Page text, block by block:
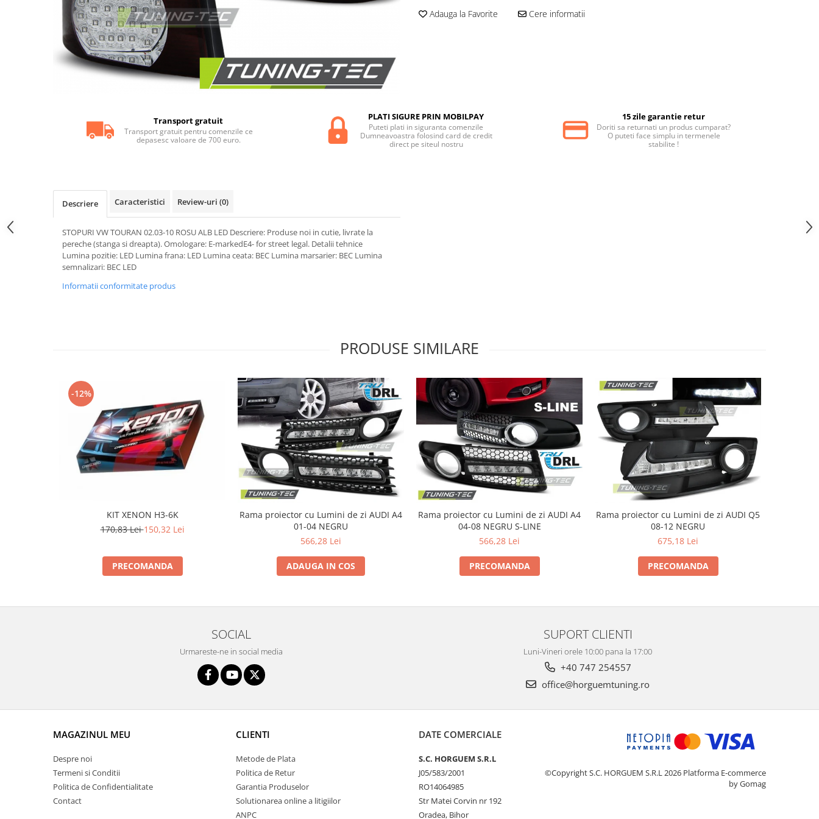
Bucsi poliuretan
Tuning aerodinamic
Accesorii bari auto
Eleroane auto
Praguri tuning
Tuning evacuare
Accesorii tobe
Iluminari autoutilitare
Proiectoare ceata
Semnalizari aripa
Furtun intercooler turbo
Adauga la Favorite Cere informatii
Transport gratuit
Transport gratuit pentru comenzile ce
depasesc valoare de 700 euro.
PLATI SIGURE PRIN MOBILPAY
Puteti plati in siguranta comenzile
Dumneavoastra folosind card de credit
direct pe siteul nostru
15 zile garantie retur
Doriti sa returnati un produs cumparat?
O puteti face simplu in termenele
stabilite !
Descriere Caracteristici Review-uri (0)
STOPURI VW TOURAN 02.03-10 ROSU ALB LED Descriere: Produse noi in cutie, livrate la
pereche (stanga si dreapta). Omologare: E-markedE4- for street legal. Detalii tehnice
Lumina pozitie: LED Lumina frana: LED Lumina ceata: BEC Lumina marsarier: BEC Lumina
semnalizari: BEC LED
Informatii conformitate produs
PRODUSE SIMILARE
-12%
KIT XENON H3-6K
170,83 Lei150,32 Lei
PRECOMANDA
Rama proiector cu Lumini de zi AUDI A4
01-04 NEGRU
566,28 Lei
ADAUGA IN COS
Rama proiector cu Lumini de zi AUDI A4
04-08 NEGRU S-LINE
566,28 Lei
PRECOMANDA
Rama proiector cu Lumini de zi AUDI Q5
08-12 NEGRU
675,18 Lei
PRECOMANDA
SOCIAL
Urmareste-ne in social media
SUPORT CLIENTI
Luni-Vineri orele 10:00 pana la 17:00
+40 747 254557
office@horguemtuning.ro
MAGAZINUL MEU
Despre noi
Termeni si Conditii
Politica de Confidentialitate
Contact
CLIENTI
Metode de Plata
Politica de Retur
Garantia Produselor
Solutionarea online a litigiilor
ANPC
DATE COMERCIALE
S.C. HORGUEM S.R.L
J05/583/2001
RO14064985
Str Matei Corvin nr 192
Oradea, Bihor
©Copyright S.C. HORGUEM S.R.L 2026 Platforma E-commerce
by Gomag